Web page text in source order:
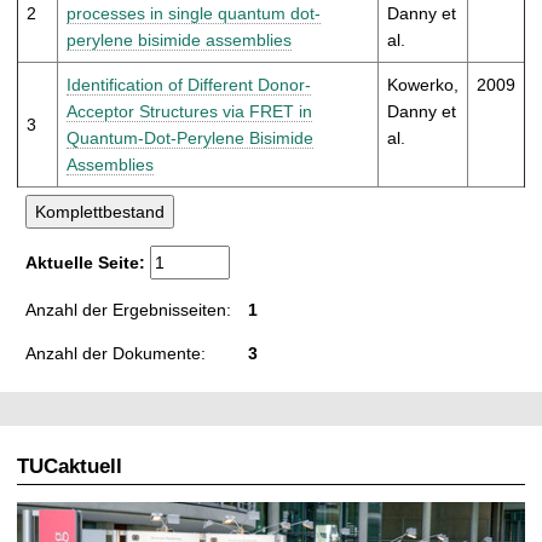
2
processes in single quantum dot-
perylene bisimide assemblies
Danny et
al.
3
Identification of Different Donor-
Acceptor Structures via FRET in
Quantum-Dot-Perylene Bisimide
Assemblies
Kowerko,
Danny et
al.
2009
Aktuelle Seite:
Anzahl der Ergebnisseiten: 1
Anzahl der Dokumente: 3
TUCaktuell